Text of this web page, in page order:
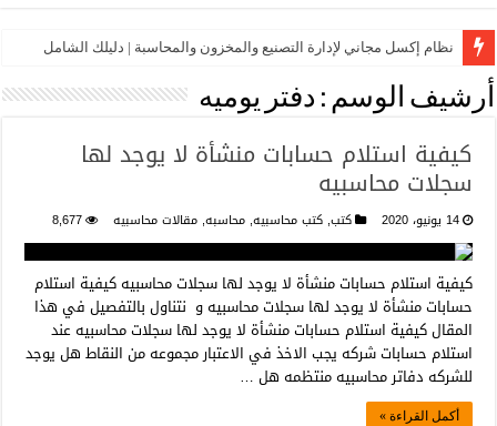
نظام إكسل مجاني لإدارة التصنيع والمخزون والمحاسبة | دليلك الشامل
أرشيف الوسم : دفتر يوميه
كيفية استلام حسابات منشأة لا يوجد لها
سجلات محاسبيه
14 يونيو، 2020 كتب, كتب محاسبيه, محاسبه, مقالات محاسبيه 8,677
كيفية استلام حسابات منشأة لا يوجد لها سجلات محاسبيه كيفية استلام
حسابات منشأة لا يوجد لها سجلات محاسبيه و نتناول بالتفصيل في هذا
المقال كيفية استلام حسابات منشأة لا يوجد لها سجلات محاسبيه عند
استلام حسابات شركه يجب الاخذ في الاعتبار مجموعه من النقاط هل يوجد
للشركه دفاتر محاسبيه منتظمه هل …
أكمل القراءة »